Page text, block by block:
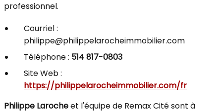
professionnel.
Courriel :
philippe@philippelarocheimmobilier.com
Téléphone : 514 817-0803
Site Web :
https://philippelarocheimmobilier.com/fr
Philippe Larocheet l'équipe de Remax Cité sont à